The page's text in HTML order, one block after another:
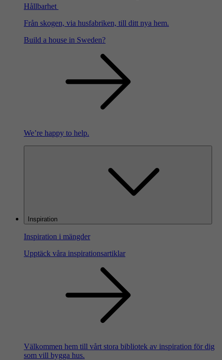
Hållbarhet
Från skogen, via husfabriken, till ditt nya hem.
Build a house in Sweden?
We’re happy to help.
Inspiration
Inspiration i mängder
Upptäck våra inspirationsartiklar
Välkommen hem till vårt stora bibliotek av inspiration för dig
som vill bygga hus.